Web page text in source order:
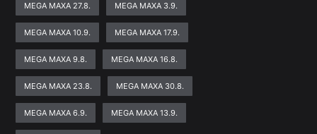
MEGA MAXA 27.8. MEGA MAXA 3.9.
MEGA MAXA 10.9. MEGA MAXA 17.9.
MEGA MAXA 9.8. MEGA MAXA 16.8.
MEGA MAXA 23.8. MEGA MAXA 30.8.
MEGA MAXA 6.9. MEGA MAXA 13.9.